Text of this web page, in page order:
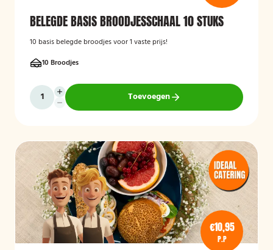
BELEGDE BASIS BROODJESSCHAAL 10 STUKS
10 basis belegde broodjes voor 1 vaste prijs!
10 Broodjes
Toevoegen
€10,95
P.P